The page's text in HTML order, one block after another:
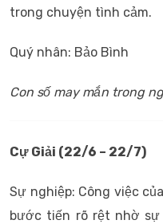
trong chuyện tình cảm.
Quý nhân: Bảo Bình
Con số may mắn trong
Cự Giải (22/6 – 22/7)
Sự nghiệp: Công việc
bước tiến rõ rệt nhờ sự